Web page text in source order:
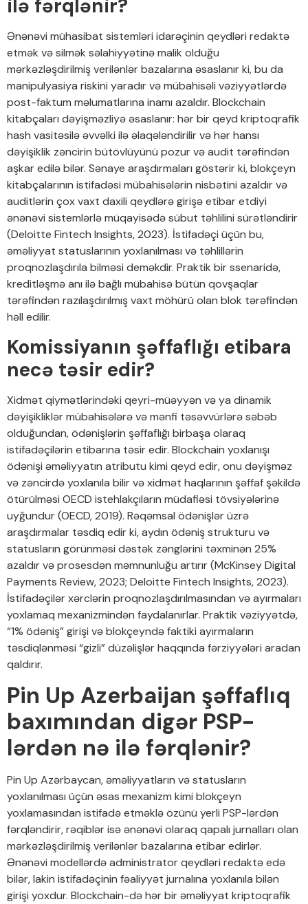
ilə fərqlənir?
Ənənəvi mühasibat sistemləri idarəçinin qeydləri redaktə
etmək və silmək səlahiyyətinə malik olduğu
mərkəzləşdirilmiş verilənlər bazalarına əsaslanır ki, bu da
manipulyasiya riskini yaradır və mübahisəli vəziyyətlərdə
post-faktum məlumatlarına inamı azaldır. Blockchain
kitabçaları dəyişməzliyə əsaslanır: hər bir qeyd kriptoqrafik
hash vasitəsilə əvvəlki ilə əlaqələndirilir və hər hansı
dəyişiklik zəncirin bütövlüyünü pozur və audit tərəfindən
aşkar edilə bilər. Sənaye araşdırmaları göstərir ki, blokçeyn
kitabçalarının istifadəsi mübahisələrin nisbətini azaldır və
auditlərin çox vaxt daxili qeydlərə girişə etibar etdiyi
ənənəvi sistemlərlə müqayisədə sübut təhlilini sürətləndirir
(Deloitte Fintech Insights, 2023). İstifadəçi üçün bu,
əməliyyat statuslarının yoxlanılması və təhlillərin
proqnozlaşdırıla bilməsi deməkdir. Praktik bir ssenaridə,
kreditləşmə anı ilə bağlı mübahisə bütün qovşaqlar
tərəfindən razılaşdırılmış vaxt möhürü olan blok tərəfindən
həll edilir.
Komissiyanın şəffaflığı etibara
necə təsir edir?
Xidmət qiymətlərindəki qeyri-müəyyən və ya dinamik
dəyişikliklər mübahisələrə və mənfi təsəvvürlərə səbəb
olduğundan, ödənişlərin şəffaflığı birbaşa olaraq
istifadəçilərin etibarına təsir edir. Blockchain yoxlanışı
ödənişi əməliyyatın atributu kimi qeyd edir, onu dəyişməz
və zəncirdə yoxlanıla bilir və xidmət haqlarının şəffaf şəkildə
ötürülməsi OECD istehlakçıların müdafiəsi tövsiyələrinə
uyğundur (OECD, 2019). Rəqəmsal ödənişlər üzrə
araşdırmalar təsdiq edir ki, aydın ödəniş strukturu və
statusların görünməsi dəstək zənglərini təxminən 25%
azaldır və prosesdən məmnunluğu artırır (McKinsey Digital
Payments Review, 2023; Deloitte Fintech Insights, 2023).
İstifadəçilər xərclərin proqnozlaşdırılmasından və ayırmaları
yoxlamaq mexanizmindən faydalanırlar. Praktik vəziyyətdə,
“1% ödəniş” girişi və blokçeyndə faktiki ayırmaların
təsdiqlənməsi “gizli” düzəlişlər haqqında fərziyyələri aradan
qaldırır.
Pin Up Azerbaijan şəffaflıq
baxımından digər PSP-
lərdən nə ilə fərqlənir?
Pin Up Azərbaycan, əməliyyatların və statusların
yoxlanılması üçün əsas mexanizm kimi blokçeyn
yoxlamasından istifadə etməklə özünü yerli PSP-lərdən
fərqləndirir, rəqiblər isə ənənəvi olaraq qapalı jurnalları olan
mərkəzləşdirilmiş verilənlər bazalarına etibar edirlər.
Ənənəvi modellərdə administrator qeydləri redaktə edə
bilər, lakin istifadəçinin fəaliyyət jurnalına yoxlanıla bilən
girişi yoxdur. Blockchain-də hər bir əməliyyat kriptoqrafik